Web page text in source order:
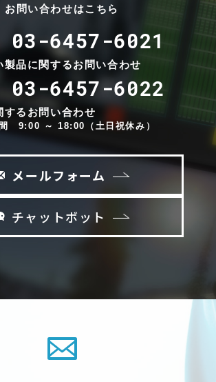
お問い合わせはこちら
03-6457-6021
製品に関するお問い合わせ
03-6457-6022
するお問い合わせ
9:00 ～ 18:00（土日祝休み）
メールフォーム
チャットボット